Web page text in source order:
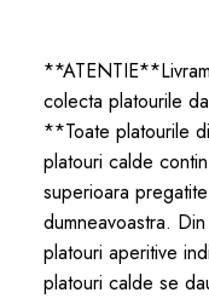
colecta platourile
**Toate platourile
platouri calde
superioara
dumneavoastra.
platouri aperitive
platouri calde se